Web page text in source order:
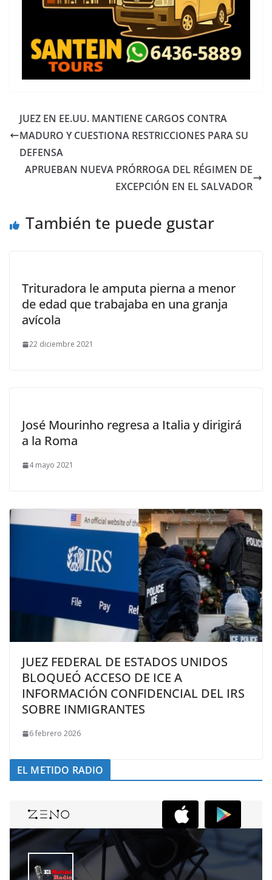
JUEZ EN EE.UU. MANTIENE CARGOS CONTRA
MADURO Y CUESTIONA RESTRICCIONES PARA SU
DEFENSA
APRUEBAN NUEVA PRÓRROGA DEL RÉGIMEN DE
EXCEPCIÓN EN EL SALVADOR
También te puede gustar
Trituradora le amputa pierna a menor
de edad que trabajaba en una granja
avícola
22 diciembre 2021
José Mourinho regresa a Italia y dirigirá
a la Roma
4 mayo 2021
JUEZ FEDERAL DE ESTADOS UNIDOS
BLOQUEÓ ACCESO DE ICE A
INFORMACIÓN CONFIDENCIAL DEL IRS
SOBRE INMIGRANTES
6 febrero 2026
EL METIDO RADIO